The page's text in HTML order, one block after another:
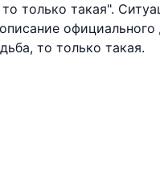
то только такая".
то только такая.